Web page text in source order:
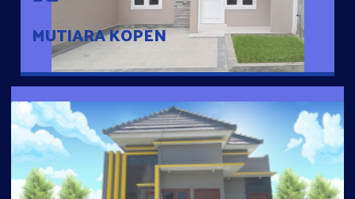
MUTIARA KOPEN
BGF HOUSE